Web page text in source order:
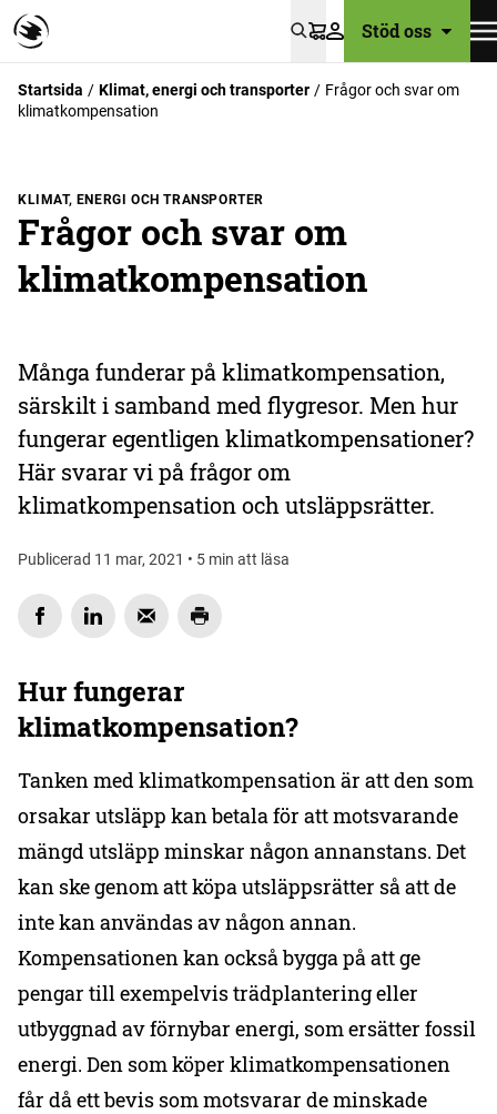
VarukorgStöd oss
Startsida Klimat, energi och transporter
Frågor och svar om
klimatkompensation
KLIMAT, ENERGI OCH TRANSPORTER
Frågor och svar om
klimatkompensation
Många funderar på klimatkompensation,
särskilt i samband med flygresor. Men hur
fungerar egentligen klimatkompensationer?
Här svarar vi på frågor om
klimatkompensation och utsläppsrätter.
Publicerad 11 mar, 2021 • 5 min att läsa
Hur fungerar
klimatkompensation?
Tanken med klimatkompensation är att den som
orsakar utsläpp kan betala för att motsvarande
mängd utsläpp minskar någon annanstans. Det
kan ske genom att köpa utsläppsrätter så att de
inte kan användas av någon annan.
Kompensationen kan också bygga på att ge
pengar till exempelvis trädplantering eller
utbyggnad av förnybar energi, som ersätter fossil
energi. Den som köper klimatkompensationen
får då ett bevis som motsvarar de minskade